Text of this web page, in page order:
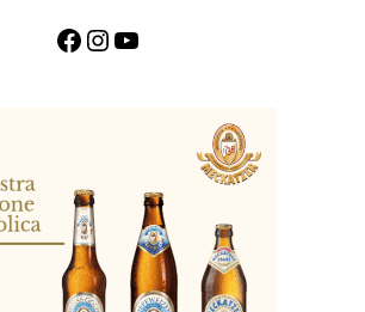
Facebook InstagramYouTube